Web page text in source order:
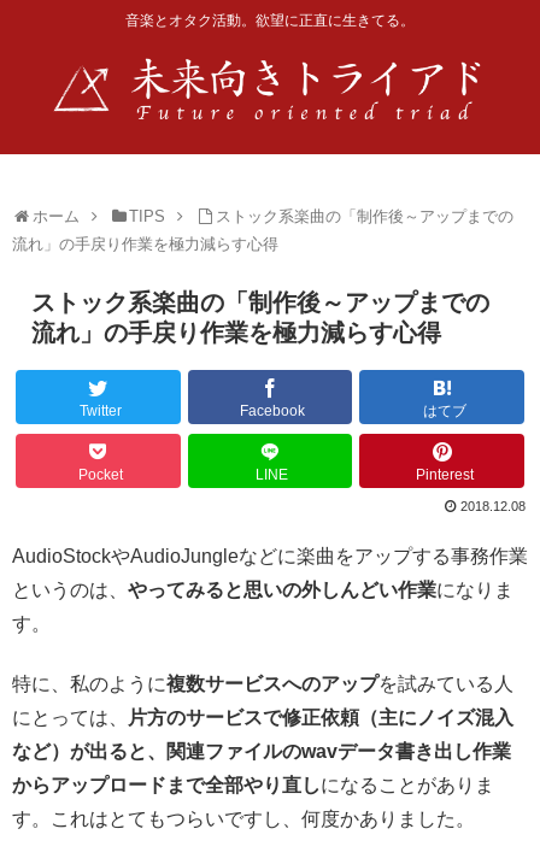
音楽とオタク活動。欲望に正直に生きてる。
ホーム TIPS
ストック系楽曲の「制作後～アップまでの
流れ」の手戻り作業を極力減らす心得
ストック系楽曲の「制作後～アップまでの
流れ」の手戻り作業を極力減らす心得
Twitter Facebook はてブ
Pocket LINE Pinterest
2018.12.08
AudioStockやAudioJungleなどに楽曲をアップする事務作業
というのは、 やってみると思いの外しんどい作業になりま
す。
特に、私のように複数サービスへのアップを試みている人
にとっては、
片方のサービスで修正依頼（主にノイズ混入
など）が出ると、関連ファイルのwavデータ書き出し作業
からアップロードまで全部やり直しになることがありま
す。これはとてもつらいですし、何度かありました。